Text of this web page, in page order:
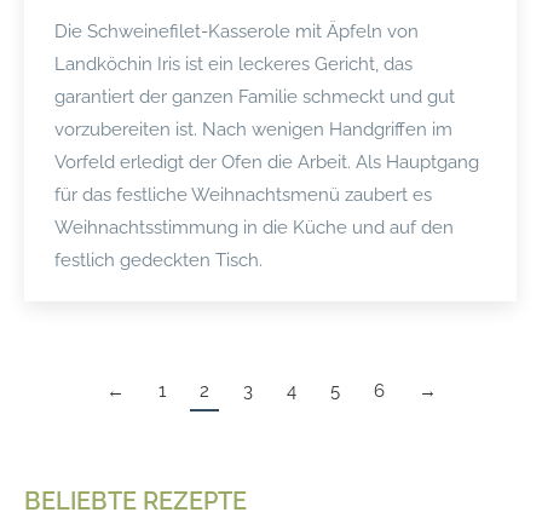
Die Schweinefilet-Kasserole mit Äpfeln von
Landköchin Iris ist ein leckeres Gericht, das
garantiert der ganzen Familie schmeckt und gut
vorzubereiten ist. Nach wenigen Handgriffen im
Vorfeld erledigt der Ofen die Arbeit. Als Hauptgang
für das festliche Weihnachtsmenü zaubert es
Weihnachtsstimmung in die Küche und auf den
festlich gedeckten Tisch.
← 1 2 3 4 5 6 →
BELIEBTE REZEPTE